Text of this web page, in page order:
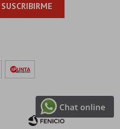
SUSCRIBIRME